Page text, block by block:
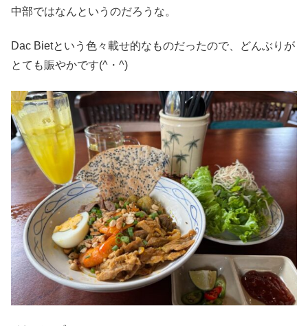
中部ではなんというのだろうな。
Dac Bietという色々載せ的なものだったので、どんぶりが
とても賑やかです(^・^)